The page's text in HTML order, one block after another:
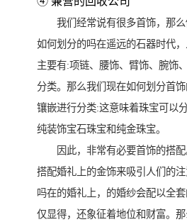
我们经常说有很多首饰，那么
如何划分的吗在遥远的石器时代
主要有:项链、腰饰、臂饰、腕饰
分类。那么我们现在如何划分首
镶嵌进行分类:这意味着珠宝可以
纯装饰宝石珠宝和纯金珠宝。
因此，非常有必要首饰的搭配
搭配婚礼上的金饰来吸引人们的
吗在的婚礼上，的婚纱会配以全
仅显得，还象征着地位和财富。